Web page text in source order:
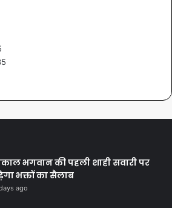
भगवान की पहली शाही सवारी पर
भक्तों का सैलाब
ago